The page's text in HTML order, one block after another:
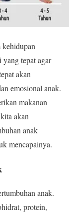
kehidupan
yang tepat agar
akan
emosional anak.
makanan
akan
anak
mencapainya.
anak.
protein,